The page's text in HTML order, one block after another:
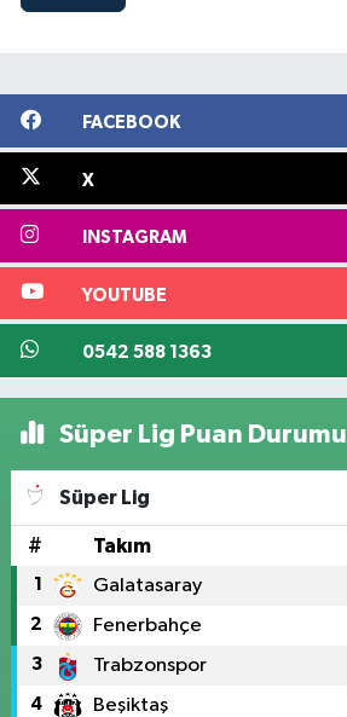
FACEBOOK
X
INSTAGRAM
YOUTUBE
0542 588 1363
Süper Lig Puan Durumu
Süper Lig
# Takım
1 Galatasaray
2 Fenerbahçe
3 Trabzonspor
4 Beşiktaş